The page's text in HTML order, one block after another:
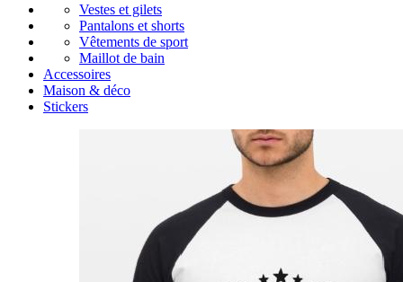
Vestes et gilets
Pantalons et shorts
Vêtements de sport
Maillot de bain
Accessoires
Maison & déco
Stickers